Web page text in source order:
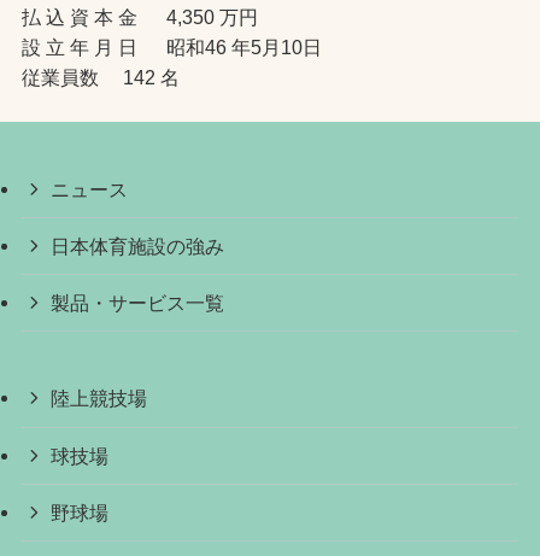
払 込 資 本 金 4,350 万円
設 立 年 月 日 昭和46 年5月10日
従業員数 142 名
ニュース
日本体育施設の強み
製品・サービス一覧
陸上競技場
球技場
野球場